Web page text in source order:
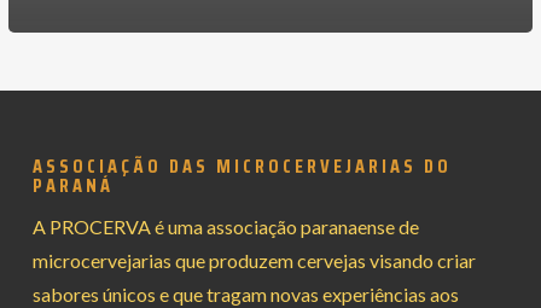
ASSOCIAÇÃO DAS MICROCERVEJARIAS DO
PARANÁ
A PROCERVA é uma associação paranaense de
microcervejarias que produzem cervejas visando criar
sabores únicos e que tragam novas experiências aos